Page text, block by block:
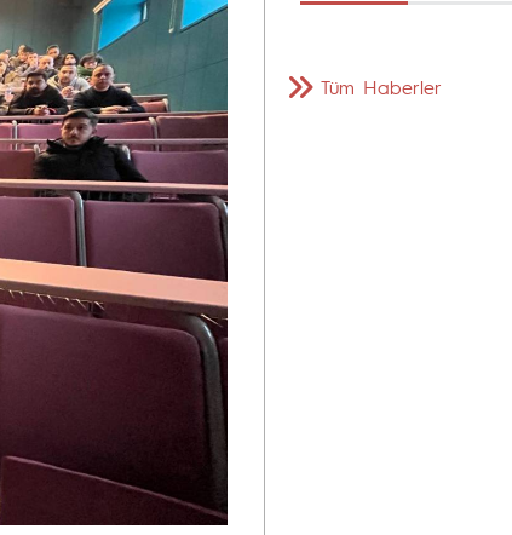
Tüm Haberler